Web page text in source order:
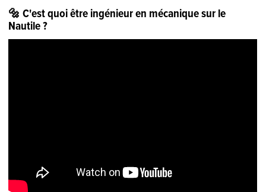
🔩 C'est quoi être ingénieur en mécanique sur le
Nautile ?